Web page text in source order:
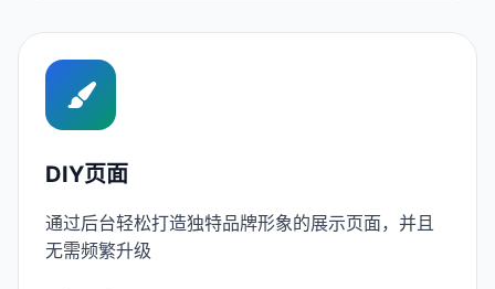
DIY页面
通过后台轻松打造独特品牌形象的展示页面，并且
无需频繁升级